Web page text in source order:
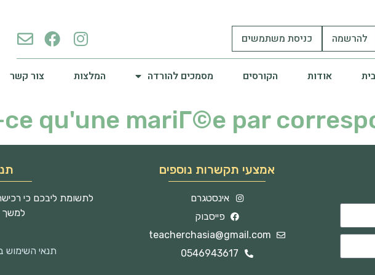
להרשמה כניסת משתמשים
אודות הקורסים מסמכים להורדה המלצות צור קשר
qu'une mariГ©e par
אמצעי תקשרות נוספים
אינסטגרם
פייסבוק
teacherchasia@gmail.com
0546943617
לתשומת ליבכם כי
למשך
תנאי השימוש